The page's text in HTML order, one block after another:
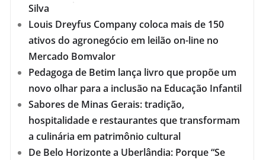
Silva
Louis Dreyfus Company coloca mais de 150
ativos do agronegócio em leilão on-line no
Mercado Bomvalor
Pedagoga de Betim lança livro que propõe um
novo olhar para a inclusão na Educação Infantil
Sabores de Minas Gerais: tradição,
hospitalidade e restaurantes que transformam
a culinária em patrimônio cultural
De Belo Horizonte a Uberlândia: Porque “Se